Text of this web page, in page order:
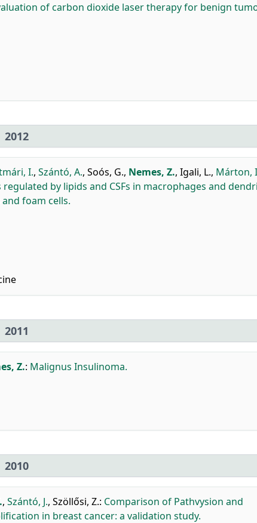
of carbon dioxide laser therapy for benign
2012
I., Szántó, A., Soós, G., Nemes, Z., Igali, L., Márton,
by lipids and CSFs in macrophages and
foam cells.
2011
Z.: Malignus Insulinoma.
2010
, Szántó, J., Szöllősi, Z.: Comparison of Pathvysion and
in breast cancer: a validation study.